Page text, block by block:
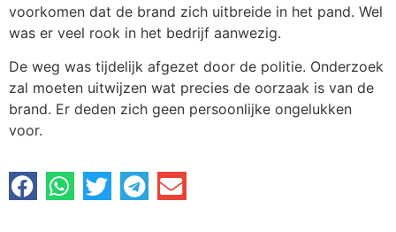
voorkomen dat de brand zich uitbreide in het pand. Wel
was er veel rook in het bedrijf aanwezig.
De weg was tijdelijk afgezet door de politie. Onderzoek
zal moeten uitwijzen wat precies de oorzaak is van de
brand. Er deden zich geen persoonlijke ongelukken
voor.